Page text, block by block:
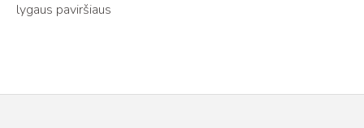
lygaus paviršiaus